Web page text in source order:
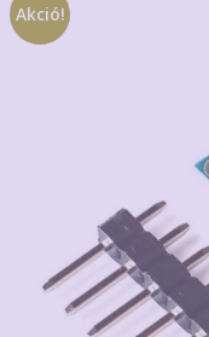
Akció!